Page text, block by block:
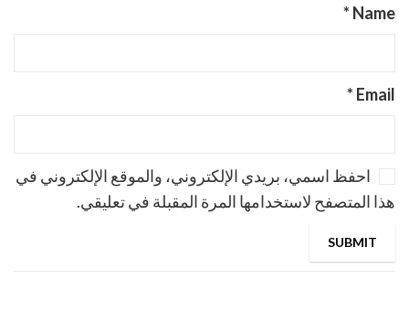
Name
*
Email
*
احفظ اسمي، بريدي الإلكتروني، والموقع الإلكتروني في
هذا المتصفح لاستخدامها المرة المقبلة في تعليقي.